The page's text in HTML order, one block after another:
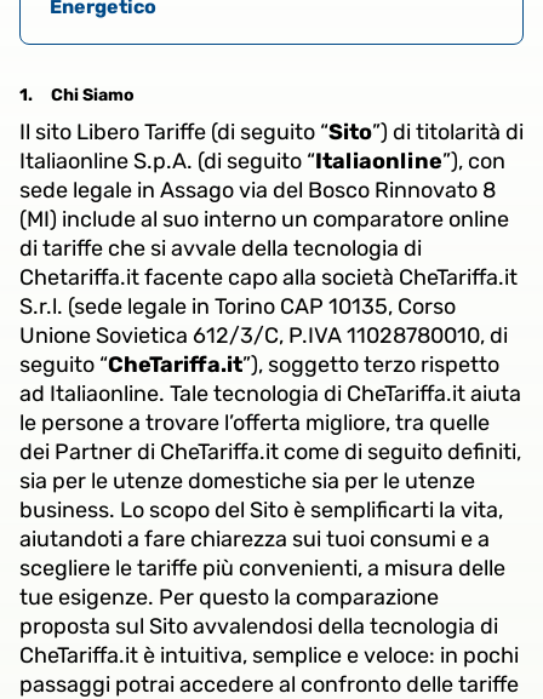
Energetico
1. Chi Siamo
Il sito Libero Tariffe (di seguito “Sito”) di titolarità di
Italiaonline S.p.A. (di seguito “Italiaonline”), con
sede legale in Assago via del Bosco Rinnovato 8
(MI) include al suo interno un comparatore online
di tariffe che si avvale della tecnologia di
Chetariffa.it facente capo alla società CheTariffa.it
S.r.l. (sede legale in Torino CAP 10135, Corso
Unione Sovietica 612/3/C, P.IVA 11028780010, di
seguito “CheTariffa.it”), soggetto terzo rispetto
ad Italiaonline. Tale tecnologia di CheTariffa.it aiuta
le persone a trovare l’offerta migliore, tra quelle
dei Partner di CheTariffa.it come di seguito definiti,
sia per le utenze domestiche sia per le utenze
business. Lo scopo del Sito è semplificarti la vita,
aiutandoti a fare chiarezza sui tuoi consumi e a
scegliere le tariffe più convenienti, a misura delle
tue esigenze. Per questo la comparazione
proposta sul Sito avvalendosi della tecnologia di
CheTariffa.it è intuitiva, semplice e veloce: in pochi
passaggi potrai accedere al confronto delle tariffe